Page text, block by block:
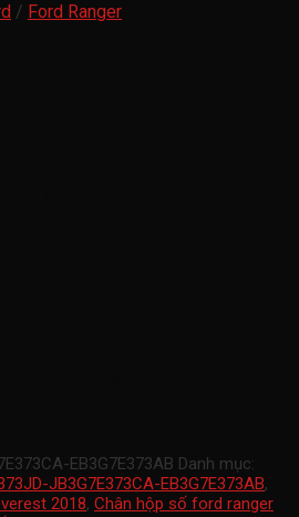
/ Ford Ranger
EB3G7E373AB Danh mục:
JB3G7E373CA-EB3G7E373AB,
2018, Chân hộp số ford ranger